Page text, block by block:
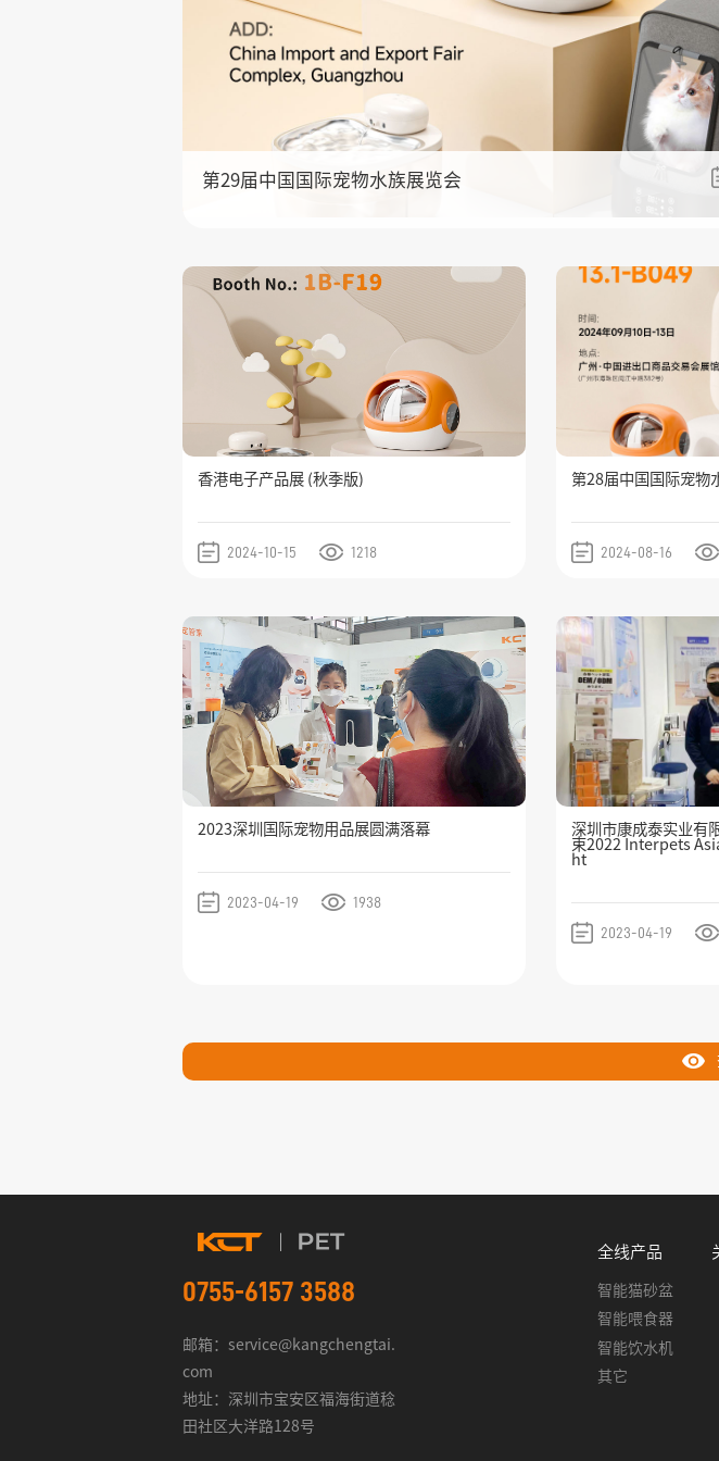
第29届中国国际宠物水族展览会
香港电子产品展 (秋季版)
2024-10-15 1218
第28届中国国际宠物
2024-08-16
2023深圳国际宠物用品展圆满落幕
2023-04-19 1938
深圳市康成泰实业有
束2022 Interpets
ht
2023-04-19
0755-6157 3588
邮箱：service@kangchengtai.
com
地址：深圳市宝安区福海街道稔
田社区大洋路128号
全线产品
智能猫砂盆
智能喂食器
智能饮水机
其它